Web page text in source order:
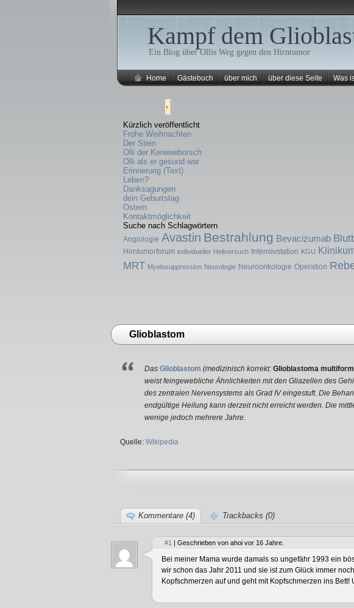
Kampf dem
Ein Blog über Ollis Weg gegen den Hirntumor
Home Gästebuch über mich über diese Seite Was
Kürzlich veröffentlicht
Frohe Weihnachten
Der Stein
Olli der Kerwweborsch
Olli als er gesund war
Erinnerung (Text)
Leben?
Danksagungen
dein Geburtstag
Ostern
Kontaktmöglichkeit
Suche nach Schlagwörtern
Angiologie Avastin Bestrahlung Bevacizumab
Hirntumorforum individueller Heilversuch Intensivstation KGU
MRT Myelosuppression Neurologie Neuroonkologie Operation
Glioblastom
Das Glioblastom (medizinisch korrekt: Glioblastoma
weist feingewebliche Ähnlichkeiten mit den Gliazellen des
des zentralen Nervensystems als Grad IV eingestuft. Die
endgültige Heilung kann derzeit nicht erreicht werden. Die
wenige jedoch mehrere Jahre.
Quelle: Wikipedia
Kommentare (4) Trackbacks (0)
#1 | Geschrieben von ahoi vor 16 Jahre.
Bei meiner Mama wurde damals so ungefähr 1993 ein
wir schon das Jahr 2011 und sie ist zum Glück immer
Kopfschmerzen auf und geht mit Kopfschmerzen ins